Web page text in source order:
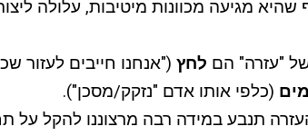
מגיעה מכוונות מיטיבות, עלולה ליצור
של "עזרה" הם לחץ ("אנחנו חייבים לעזור
(כלפי אותו אדם "נזקק/מסכן").
תנבע במידה רבה מרצוננו להקל על